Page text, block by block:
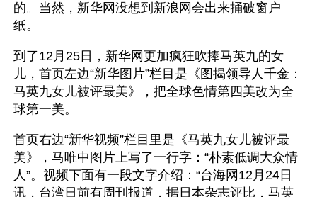
的。当然，新华网没想到新浪网会出来捅破窗户
纸。
到了12月25日，新华网更加疯狂吹捧马英九的女
儿，首页左边“新华图片”栏目是《图揭领导人千金：
马英九女儿被评最美》，把全球色情第四美改为全
球第一美。
首页右边“新华视频”栏目里是《马英九女儿被评最
美》，马唯中图片上写了一行字：“朴素低调大众情
人”。视频下面有一段文字介绍：“台海网12月24日
讯，台湾日前有周刊报道，据日本杂志评比，马英